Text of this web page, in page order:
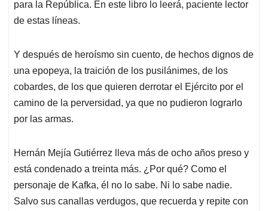
para la República. En este libro lo leerá, paciente lector
de estas líneas.
Y después de heroísmo sin cuento, de hechos dignos de
una epopeya, la traición de los pusilánimes, de los
cobardes, de los que quieren derrotar el Ejército por el
camino de la perversidad, ya que no pudieron lograrlo
por las armas.
Hernán Mejía Gutiérrez lleva más de ocho años preso y
está condenado a treinta más. ¿Por qué? Como el
personaje de Kafka, él no lo sabe. Ni lo sabe nadie.
Salvo sus canallas verdugos, que recuerda y repite con